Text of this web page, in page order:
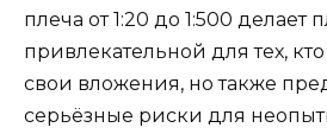
плеча от 1:20 до 1:500 делает
привлекательной для тех,
свои вложения, но также
серьёзные риски для